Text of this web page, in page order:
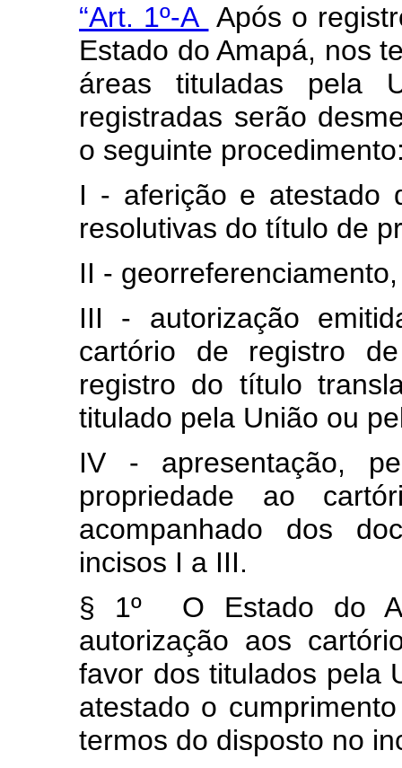
“Art. 1º-A Após o
Estado do Amapá, nos
áreas tituladas pela
registradas serão
o seguinte
I - aferição e atestado
resolutivas do título de
II -
III - autorização
cartório de registro
registro do título
titulado pela União ou
IV - apresentação,
propriedade ao
acompanhado dos
incisos I a III.
§ 1º O Estado do
autorização aos
favor dos titulados pela
atestado o
termos do disposto no